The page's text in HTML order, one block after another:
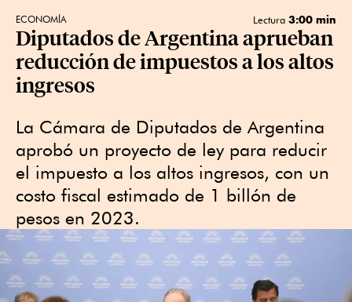
ECONOMÍA Lectura 3:00 min
Diputados de Argentina aprueban
reducción de impuestos a los altos
ingresos
La Cámara de Diputados de Argentina
aprobó un proyecto de ley para reducir
el impuesto a los altos ingresos, con un
costo fiscal estimado de 1 billón de
pesos en 2023.